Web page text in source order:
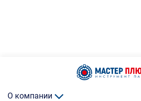
О компании